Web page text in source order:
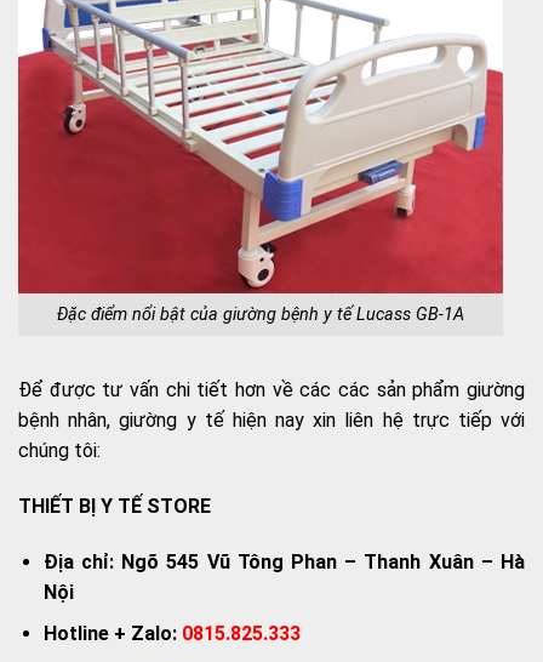
Đặc điểm nổi bật của giường bệnh y tế Lucass GB-1A
Để được tư vấn chi tiết hơn về các các sản phẩm giường
bệnh nhân, giường y tế hiện nay xin liên hệ trực tiếp với
chúng tôi:
THIẾT BỊ Y TẾ STORE
Địa chỉ: Ngõ 545 Vũ Tông Phan – Thanh Xuân – Hà
Nội
Hotline + Zalo: 0815.825.333